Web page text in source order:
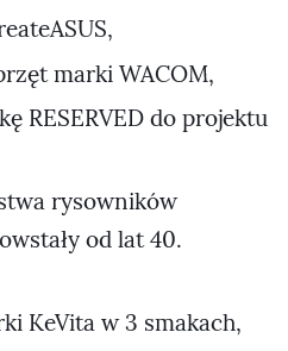
marki WACOM,
RESERVED do projektu
rysowników
od lat 40.
KeVita w 3 smakach,